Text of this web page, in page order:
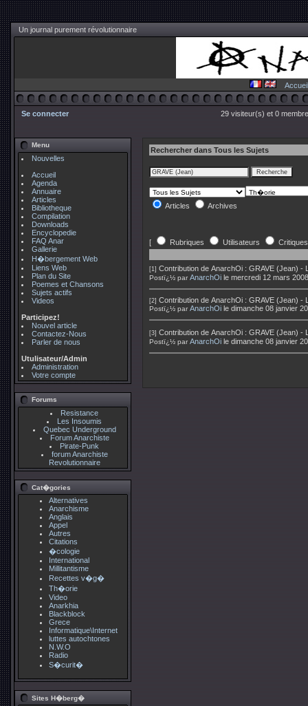
Un journal purement révolutionnaire
Accueil
Se connecter 29 visiteur(s) et 0
Menu
Nouvelles
Accueil
Agenda
Annuaire
Articles
Bibliotheque
Compilation
Downloads
Encyclopedie
FAQ Anar
Gallerie
H�bergement Web
Liens Web
Plan du Site
Poemes et Chansons
Sujets actifs
Videos
Participez!
Nouvel article
Contactez-Nous
Parler de nous
Utulisateur/Admin
Administration
Votre compte
Forums
Resistance
Les Insoumis
Quebec Underground
Forum Anarchiste
Pirate-Punk
forum Anarchiste
Revolutionnaire
Cat�gories
Alternatives
Anarchisme
Anglais
Appel
Autres
Citations
�cologie
International
Millitantisme
Recettes v�g�
Th�orie
Video
Anarkhia
Blackblock
Grece
Informatique\Internet
luttes autochtones
N.W.O
Radio
S�curit�
Sites H�berg�
Rechercher dans Tous les Sujets
Articles Archives
[ Rubriques Utilisateurs
[1] Contribution de AnarchOi : GRAVE (Jean) -
Postï¿½ par AnarchOi le mercredi 12 mars
[2] Contribution de AnarchOi : GRAVE (Jean) -
Postï¿½ par AnarchOi le dimanche 08 janvier
[3] Contribution de AnarchOi : GRAVE (Jean) -
Postï¿½ par AnarchOi le dimanche 08 janvier